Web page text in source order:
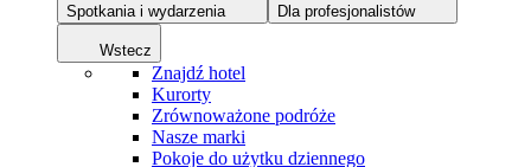
Spotkania i wydarzenia Dla profesjonalistów
Wstecz
Znajdź hotel
Kurorty
Zrównoważone podróże
Nasze marki
Pokoje do użytku dziennego